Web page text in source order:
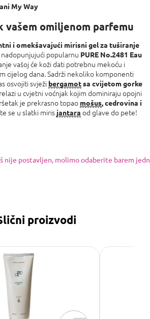
My Way
vašem omiljenom parfemu
i omekšavajući mirisni gel za tuširanje
nadopunjujući popularnu PURE No.2481 Eau
vašoj će koži dati potrebnu mekoću i
cijelog dana. Sadrži nekoliko komponenti
osvojiti svježi bergamotsa cvijetomgorke
u cvjetni voćnjak kojim dominiraju opojni
je prekrasno topao mošus, cedrovina i
se u slatki miris jantara od glave do pete!
nije postavljen, molimo odaberite barem
proizvodi